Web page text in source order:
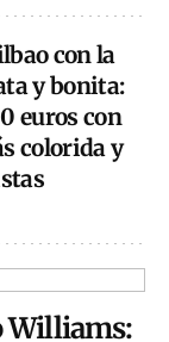
con la
y bonita:
euros con
colorida y
Williams: